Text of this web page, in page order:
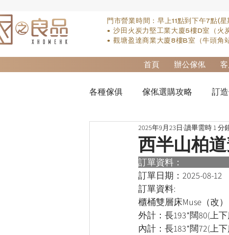
門市營業時間：早上11點到下午7點(星
• 沙田火炭力堅工業大廈5樓D室（火
• 觀塘盈達商業大廈8樓B室（牛頭角
首頁 辦公傢俬
各種傢俱 傢俬選購攻略 訂
實木床類 櫃-衣櫃 sofa
床褥類 檯類
西半山柏
2025年9月23日 讀畢需時 1 分
訂單資料：
訂單日期： 2025-08-12
訂單資料:
櫃桶雙層床Muse（改）
外計：長193*闊80(上
內計：長183*闊72(上